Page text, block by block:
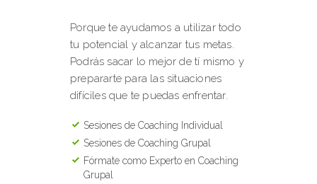
Porque te ayudamos a utilizar todo
tu potencial y alcanzar tus metas.
Podrás sacar lo mejor de tí mismo y
prepararte para las situaciones
difíciles que te puedas enfrentar.
Sesiones de Coaching Individual
Sesiones de Coaching Grupal
Fórmate como Experto en Coaching
Grupal